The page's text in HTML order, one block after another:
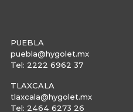
PUEBLA
puebla@hygolet.mx
Tel: 2222 6962 37
TLAXCALA
tlaxcala@hygolet.mx
Tel: 2464 6273 26